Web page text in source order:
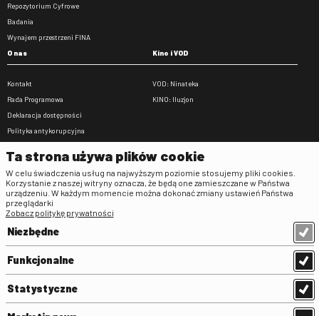
Repozytorium Cyfrowe
Badania
Wynajem przestrzeni FINA
O nas
Kontakt
Rada Programowa
Deklaracja dostępności
Polityka antykorupcyjna
Zamówienia publiczne
Praca w FINA
Kino i VOD
VOD: Ninateka
KINO: Iluzjon
Regulaminy
Klauzula informacyjna RODO
Regulamin użytkowania parkingu
Standardy ochrony małoletnich
Regulamin kina Iluzjon
Ta strona używa plików cookie
W celu świadczenia usług na najwyższym poziomie stosujemy pliki cookies.
Korzystanie z naszej witryny oznacza, że będą one zamieszczane w Państwa
urządzeniu. W każdym momencie można dokonać zmiany ustawień Państwa
przeglądarki
Zobacz politykę prywatności
Niezbędne
Funkcjonalne
Statystyczne